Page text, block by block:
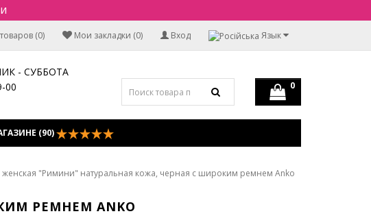
Язык
Вход
Мои закладки (0)
(0)
- СУББОТА
00
0
(90)
женская "Римини" натуральная кожа, черная с широким ремнем Anko
РЕМНЕМ ANKO